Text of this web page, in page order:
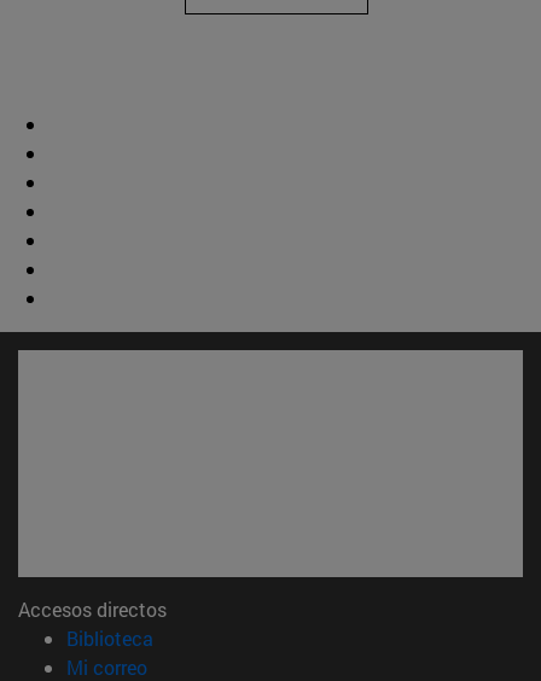
Accesos directos
Biblioteca
Mi correo(abre en nueva ventana)